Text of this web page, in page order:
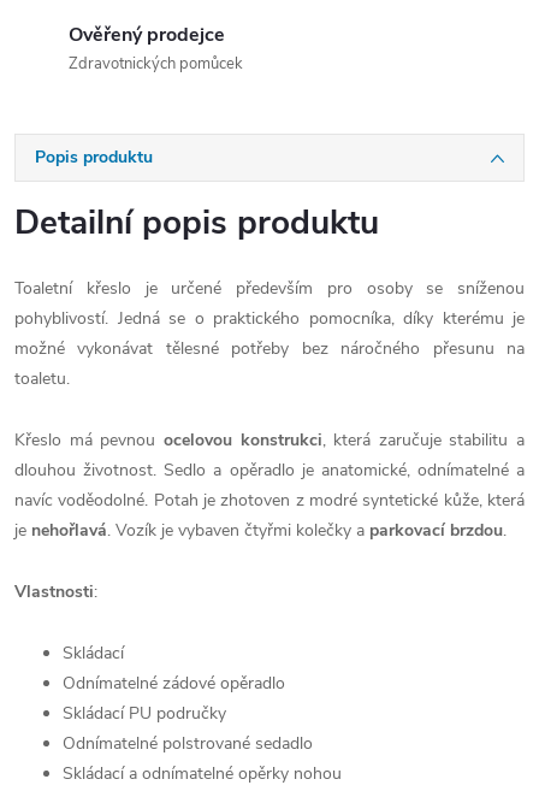
Ověřený prodejce
Zdravotnických pomůcek
Popis produktu
Detailní popis produktu
Toaletní křeslo je určené především pro osoby se sníženou
pohyblivostí. Jedná se o praktického pomocníka, díky kterému je
možné vykonávat tělesné potřeby bez náročného přesunu na
toaletu.
Křeslo má pevnou ocelovou konstrukci, která zaručuje stabilitu a
dlouhou životnost. Sedlo a opěradlo je anatomické, odnímatelné a
navíc voděodolné. Potah je zhotoven z modré syntetické kůže, která
je nehořlavá. Vozík je vybaven čtyřmi kolečky a parkovací brzdou.
Vlastnosti:
Skládací
Odnímatelné zádové opěradlo
Skládací PU područky
Odnímatelné polstrované sedadlo
Skládací a odnímatelné opěrky nohou